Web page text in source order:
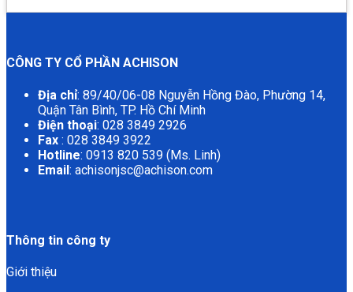
CÔNG TY CỔ PHẦN ACHISON
Địa chỉ: 89/40/06-08 Nguyễn Hồng Đào, Phường 14,
Quận Tân Bình, TP. Hồ Chí Minh
Điện thoại: 028 3849 2926
Fax : 028 3849 3922
Hotline: 0913 820 539 (Ms. Linh)
Email: achisonjsc@achison.com
Thông tin công ty
Giới thiệu